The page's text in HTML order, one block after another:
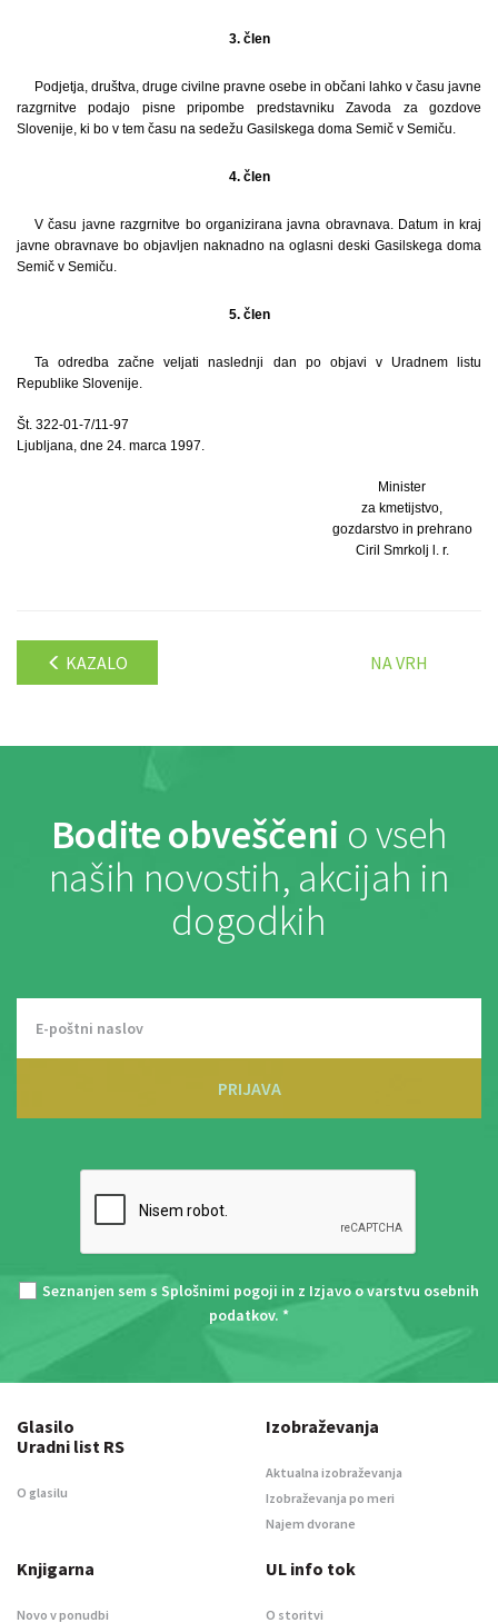
3. člen
Podjetja, društva, druge civilne pravne osebe in občani lahko v času javne
razgrnitve podajo pisne pripombe predstavniku Zavoda za gozdove
Slovenije, ki bo v tem času na sedežu Gasilskega doma Semič v Semiču.
4. člen
V času javne razgrnitve bo organizirana javna obravnava. Datum in kraj
javne obravnave bo objavljen naknadno na oglasni deski Gasilskega doma
Semič v Semiču.
5. člen
Ta odredba začne veljati naslednji dan po objavi v Uradnem listu
Republike Slovenije.
Št. 322-01-7/11-97
Ljubljana, dne 24. marca 1997.
Minister
za kmetijstvo,
gozdarstvo in prehrano
Ciril Smrkolj l. r.
KAZALO NA VRH
Bodite obveščeni o vseh
naših novostih, akcijah in
dogodkih
PRIJAVA
Seznanjen sem s Splošnimi pogoji in z Izjavo o varstvu osebnih
podatkov. *
Glasilo
Uradni list RS
O glasilu
Izobraževanja
Aktualna izobraževanja
Izobraževanja po meri
Najem dvorane
Knjigarna
Novo v ponudbi
UL info tok
O storitvi